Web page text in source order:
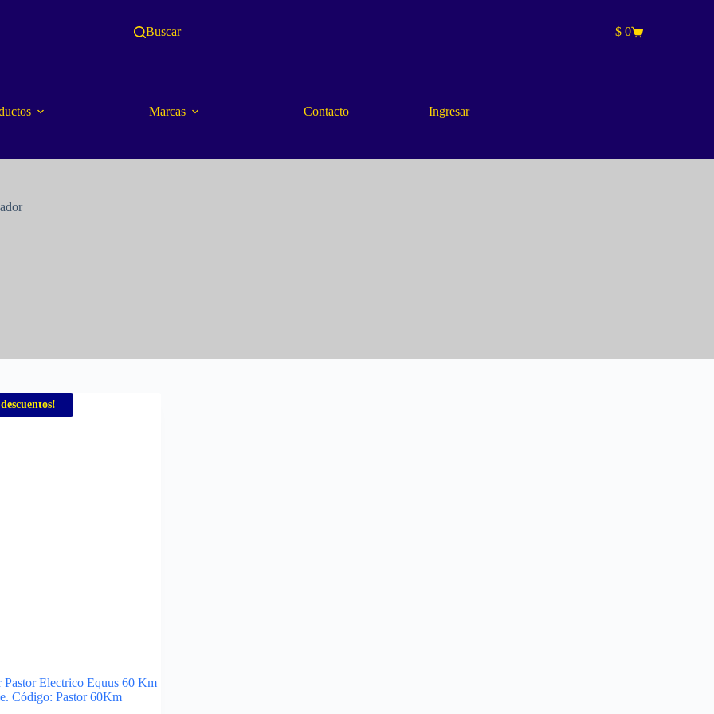
Buscar
Carro
$ 0
Marcas Contacto Ingresar
Pastor Electrico Equus 60 Km
Código: Pastor 60Km